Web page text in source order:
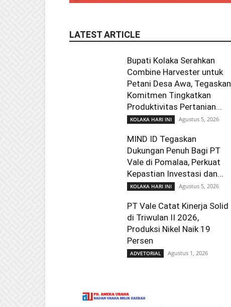
LATEST ARTICLE
Bupati Kolaka Serahkan
Combine Harvester untuk
Petani Desa Awa, Tegaskan
Komitmen Tingkatkan
Produktivitas Pertanian...
KOLAKA HARI INI Agustus 5, 2026
MIND ID Tegaskan
Dukungan Penuh Bagi PT
Vale di Pomalaa, Perkuat
Kepastian Investasi dan...
KOLAKA HARI INI Agustus 5, 2026
PT Vale Catat Kinerja Solid
di Triwulan II 2026,
Produksi Nikel Naik 19
Persen
ADVETORIAL Agustus 1, 2026